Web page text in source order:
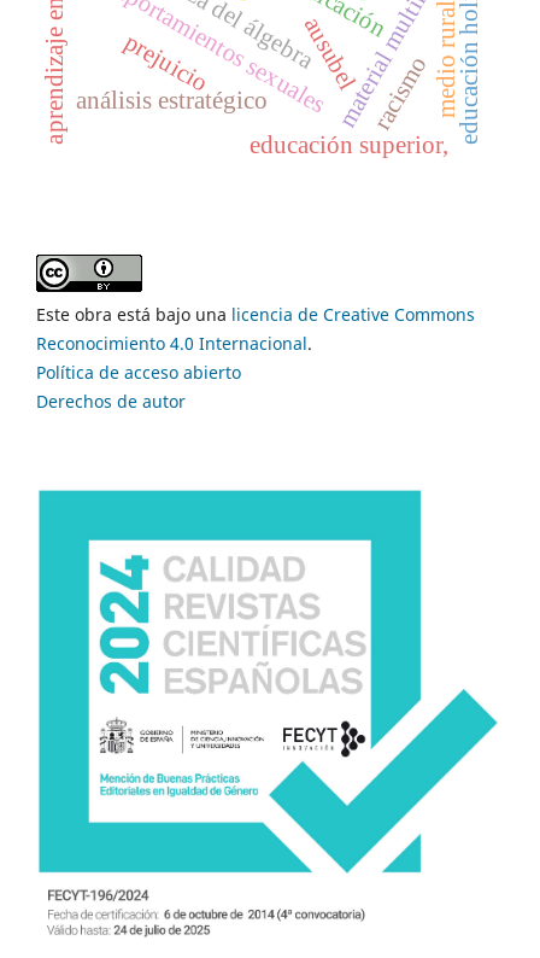
comportamientos sexuales educación holística
análisis estratégico
educación superior,
aprendizaje en red racismo
prejuicio ausubel medio rural
Este obra está bajo una licencia de Creative Commons
Reconocimiento 4.0 Internacional.
Política de acceso abierto
Derechos de autor